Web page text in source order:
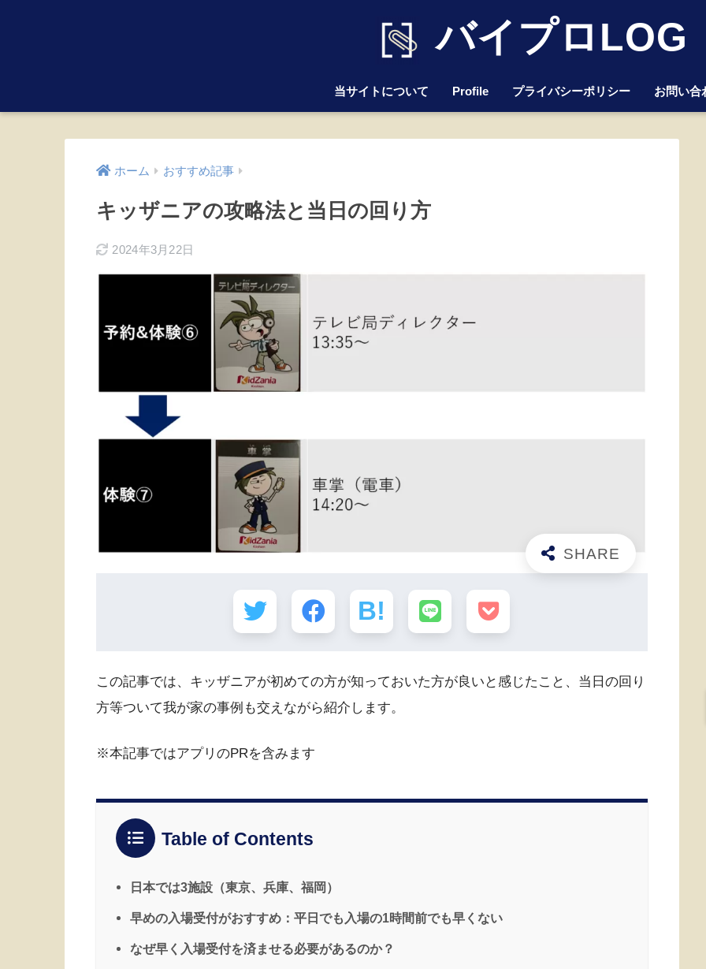
バイプロLOG
当サイトについて Profile プライバシーポリシー お問い合
ホーム おすすめ記事
キッザニアの攻略法と当日の回り方
2024年3月22日
この記事では、キッザニアが初めての方が知っておいた方が良いと感じたこと、当日の回り
方等ついて我が家の事例も交えながら紹介します。
※本記事ではアプリのPRを含みます
Table of Contents
日本では3施設（東京、兵庫、福岡）
早めの入場受付がおすすめ：平日でも入場の1時間前でも早くない
なぜ早く入場受付を済ませる必要があるのか？